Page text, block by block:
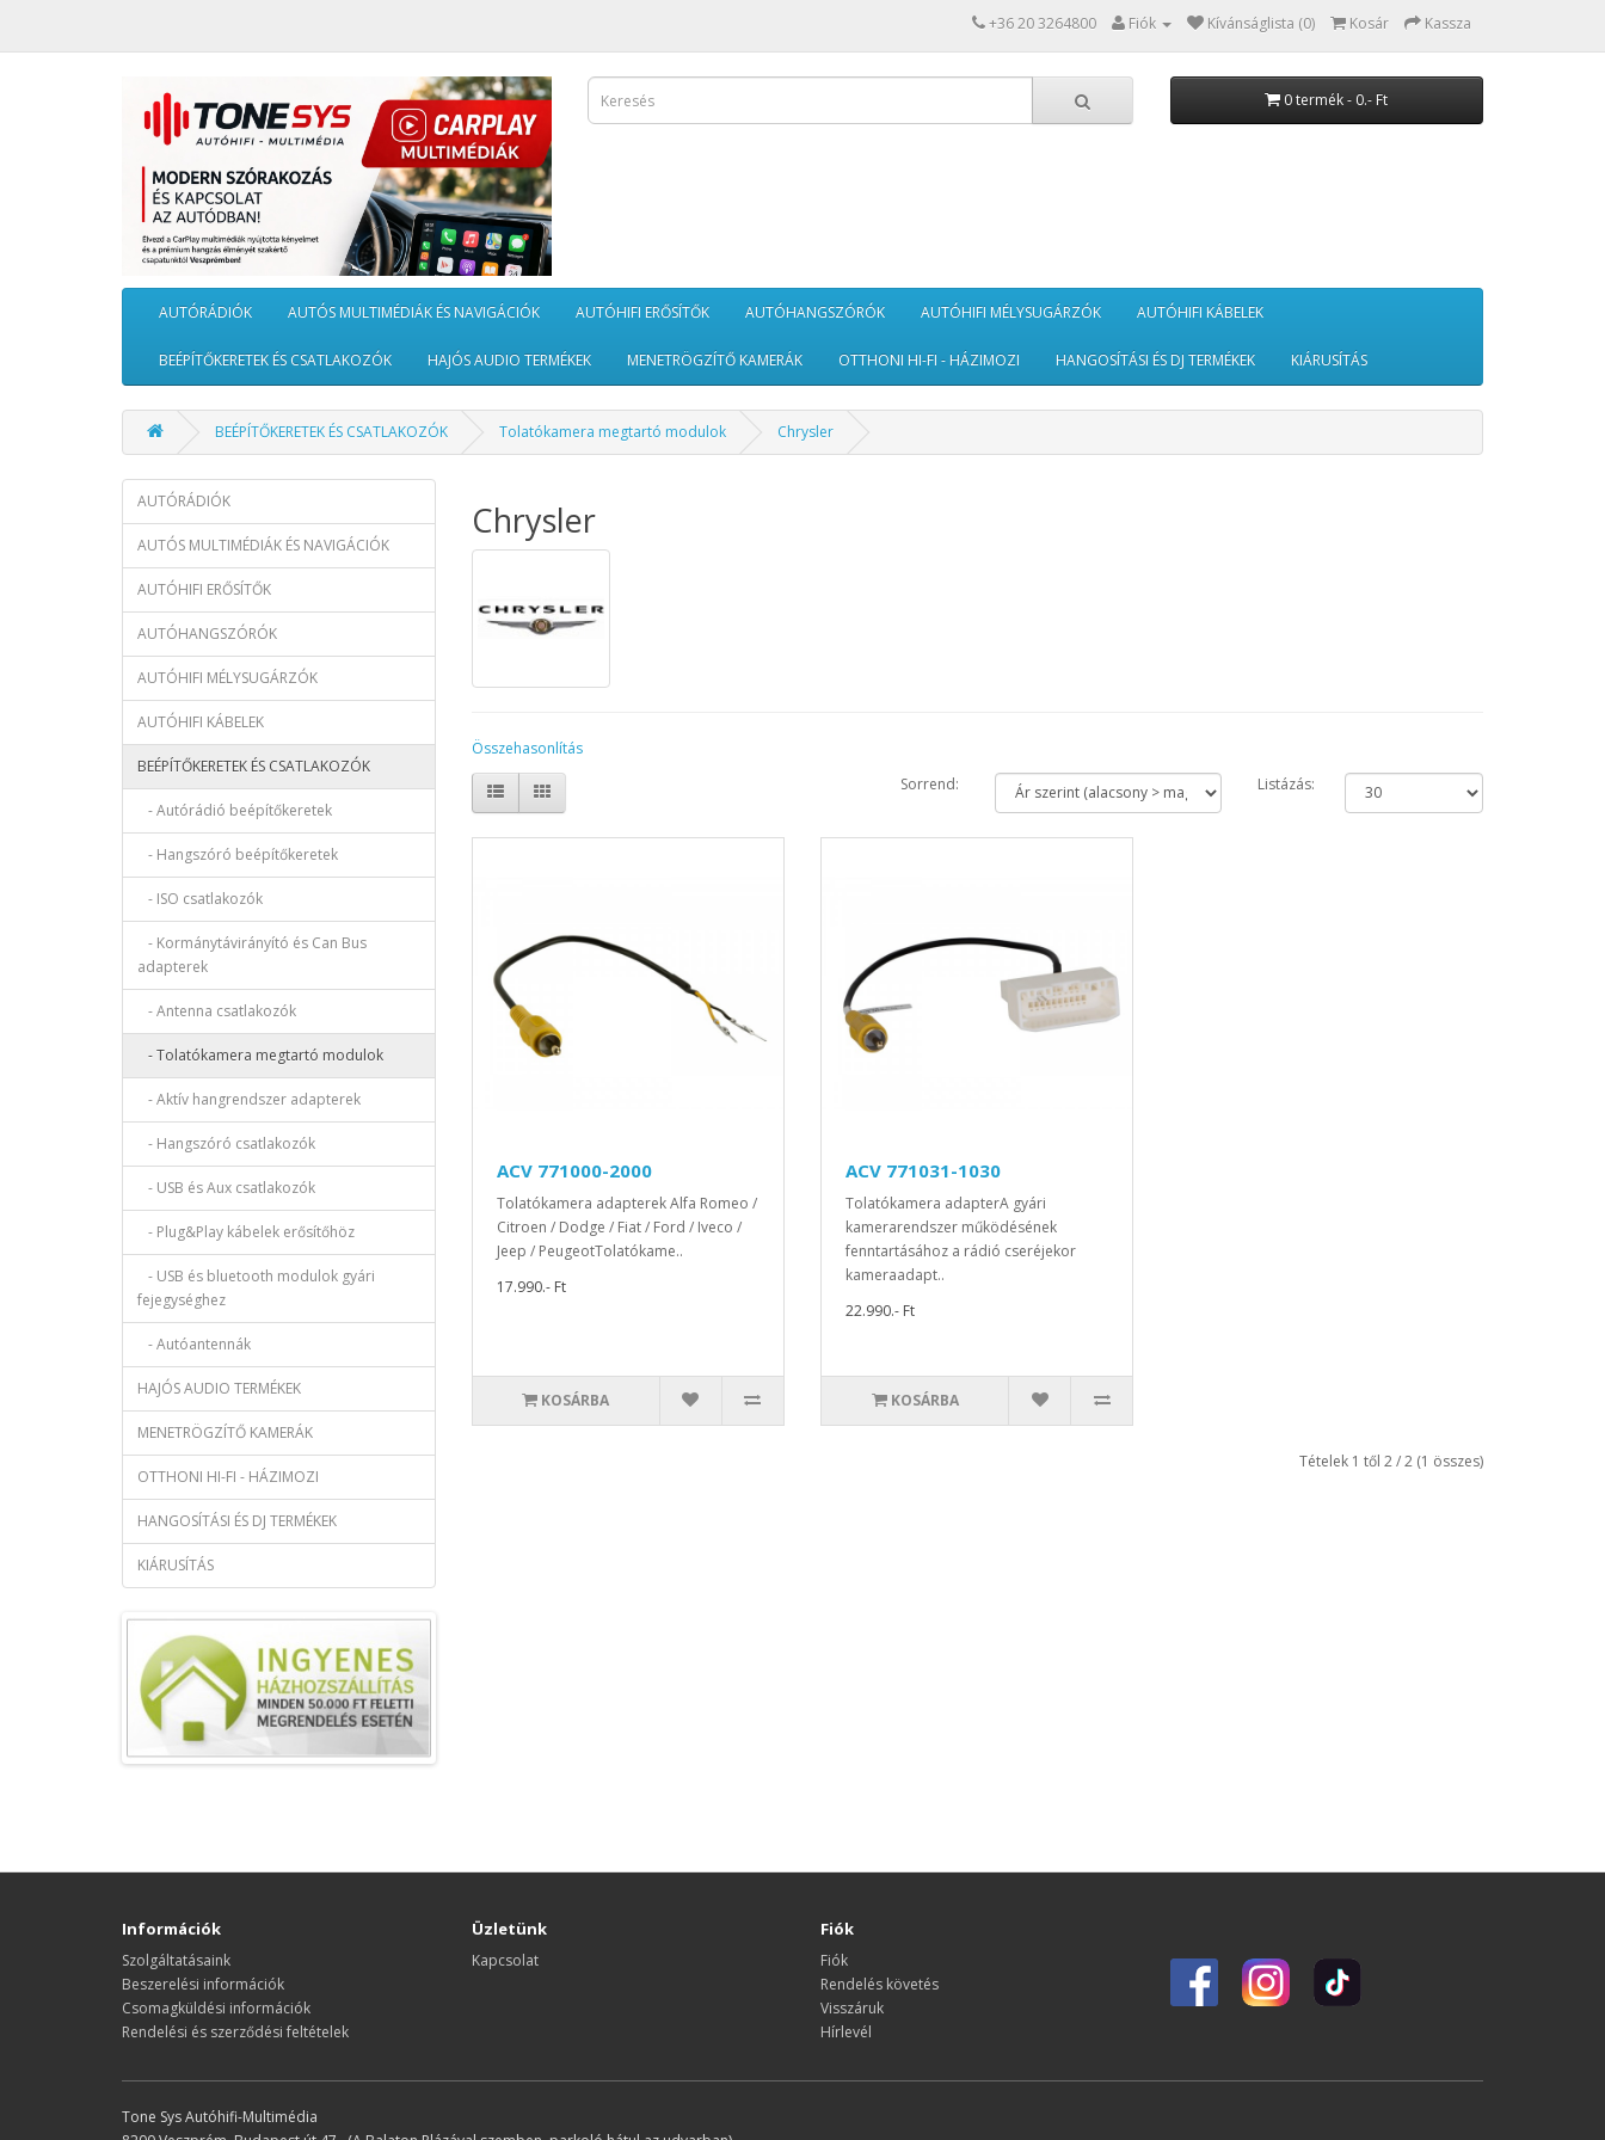
+36 20 3264800 Fiók Kívánságlista (0) Kosár Kassza
0 termék - 0.- Ft
AUTÓRÁDIÓK AUTÓS MULTIMÉDIÁK ÉS NAVIGÁCIÓK AUTÓHIFI ERŐSÍTŐK AUTÓHANGSZÓRÓK AUTÓHIFI MÉLYSUGÁRZÓK AUTÓHIFI KÁBELEK
BEÉPÍTŐKERETEK ÉS CSATLAKOZÓK HAJÓS AUDIO TERMÉKEK MENETRÖGZÍTŐ KAMERÁK OTTHONI HI-FI - HÁZIMOZI HANGOSÍTÁSI ÉS DJ TERMÉKEK KIÁRUSÍTÁS
BEÉPÍTŐKERETEK ÉS CSATLAKOZÓK Tolatókamera megtartó modulok Chrysler
AUTÓRÁDIÓK
AUTÓS MULTIMÉDIÁK ÉS NAVIGÁCIÓK
AUTÓHIFI ERŐSÍTŐK
AUTÓHANGSZÓRÓK
AUTÓHIFI MÉLYSUGÁRZÓK
AUTÓHIFI KÁBELEK
BEÉPÍTŐKERETEK ÉS CSATLAKOZÓK
- Autórádió beépítőkeretek
- Hangszóró beépítőkeretek
- ISO csatlakozók
- Kormánytávirányító és Can Bus
adapterek
- Antenna csatlakozók
- Tolatókamera megtartó modulok
- Aktív hangrendszer adapterek
- Hangszóró csatlakozók
- USB és Aux csatlakozók
- Plug&Play kábelek erősítőhöz
- USB és bluetooth modulok gyári
fejegységhez
- Autóantennák
HAJÓS AUDIO TERMÉKEK
MENETRÖGZÍTŐ KAMERÁK
OTTHONI HI-FI - HÁZIMOZI
HANGOSÍTÁSI ÉS DJ TERMÉKEK
KIÁRUSÍTÁS
Chrysler
Összehasonlítás
Sorrend:
Listázás:
ACV 771000-2000
Tolatókamera adapterek Alfa Romeo /
Citroen / Dodge / Fiat / Ford / Iveco /
Jeep / PeugeotTolatókame..
17.990.- Ft
KOSÁRBA
ACV 771031-1030
Tolatókamera adapterA gyári
kamerarendszer működésének
fenntartásához a rádió cseréjekor
kameraadapt..
22.990.- Ft
KOSÁRBA
Tételek 1 től 2 / 2 (1 összes)
Információk
Szolgáltatásaink
Beszerelési információk
Csomagküldési információk
Rendelési és szerződési feltételek
Üzletünk
Kapcsolat
Fiók
Fiók
Rendelés követés
Visszáruk
Hírlevél
Tone Sys Autóhifi-Multimédia